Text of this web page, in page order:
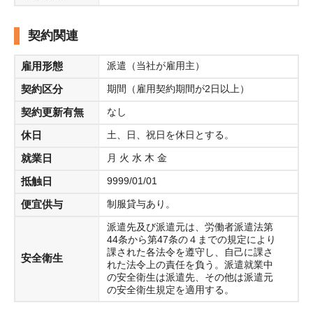
契約関連
雇用形態 派遣（当社が雇用主）
契約区分 期間（雇用契約期間が2日以上）
契約更新有無 なし
休日 土、日、祝日を休日とする。
就業日 月 火 水 木 金
抵触日 9999/01/01
便宜供与 制服貸与あり。
安全衛生
派遣先及び派遣元は、労働者派遣法第
44条から第47条の４までの規定により
課された各法令を遵守し、自己に課さ
れた法令上の責任を負う。派遣就業中
の安全衛生は派遣先、その他は派遣元
の安全衛生規定を適用する。